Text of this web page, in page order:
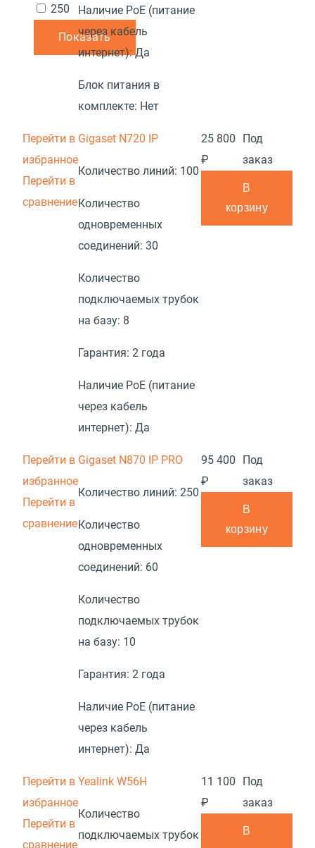
250
Показать
Наличие PoE (питание
через кабель
интернет):Да
Блок питания в
комплекте: Нет
Перейти в
избранное
Перейти в
сравнение
Gigaset N720 IP
Количество линий: 100
Количество
одновременных
соединений: 30
Количество
подключаемых трубок
на базу: 8
Гарантия: 2 года
Наличие PoE (питание
через кабель
интернет): Да
25 800
₽
Под
заказ
В
корзину
Перейти в
избранное
Перейти в
сравнение
Gigaset N870 IP PRO
Количество линий: 250
Количество
одновременных
соединений: 60
Количество
подключаемых трубок
на базу: 10
Гарантия: 2 года
Наличие PoE (питание
через кабель
интернет): Да
95 400
₽
Под
заказ
В
корзину
Перейти в
избранное
Перейти в
сравнение
Yealink W56H
Количество
подключаемых трубок
11 100
₽
Под
заказ
В